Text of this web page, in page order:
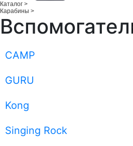
Каталог >
Карабины >
CAMP
GURU
Kong
Singing Rock